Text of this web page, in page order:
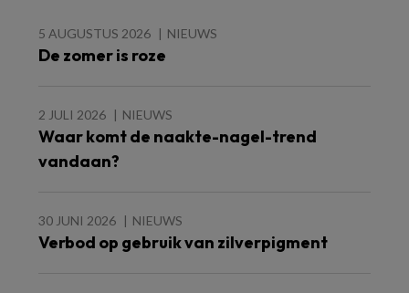
5 AUGUSTUS 2026 NIEUWS
De zomer is roze
2 JULI 2026 NIEUWS
Waar komt de naakte-nagel-trend
vandaan?
30 JUNI 2026 NIEUWS
Verbod op gebruik van zilverpigment